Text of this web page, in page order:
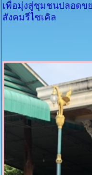
เพื่อมุ่งสู่ชุมชนปลอดข
สังคมรีไซเคิล